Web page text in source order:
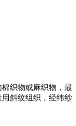
织物或麻织物，最
斜纹组织，经纬纱